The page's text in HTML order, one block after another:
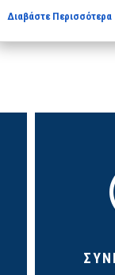
Διαβάστε Περισσότερα